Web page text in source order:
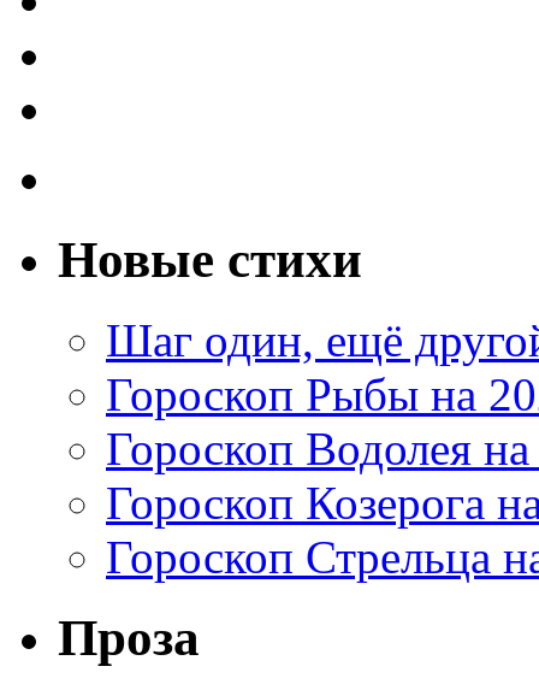
Новые стихи
Шаг один, ещё
Гороскоп Рыбы на
Гороскоп Водолея
Гороскоп Козерога
Гороскоп Стрельца
Проза